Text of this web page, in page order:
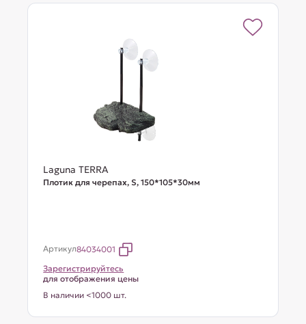
Laguna TERRA
Плотик для черепах, S, 150*105*30мм
Артикул84034001
Зарегистрируйтесь
для отображения цены
В наличии <1000 шт.